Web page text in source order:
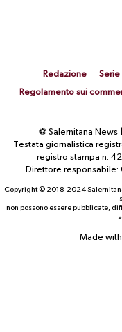
Redazione Serie
Regolamento sui
⚽ Salernitana
Testata giornalistica
registro stampa n.
Direttore responsabile:
Copyright © 2018-2024
non possono essere pubblicate,
Made with